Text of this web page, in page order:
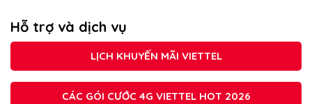
Hỗ trợ và dịch vụ
LỊCH KHUYẾN MÃI VIETTEL
CÁC GÓI CƯỚC 4G VIETTEL HOT 2026